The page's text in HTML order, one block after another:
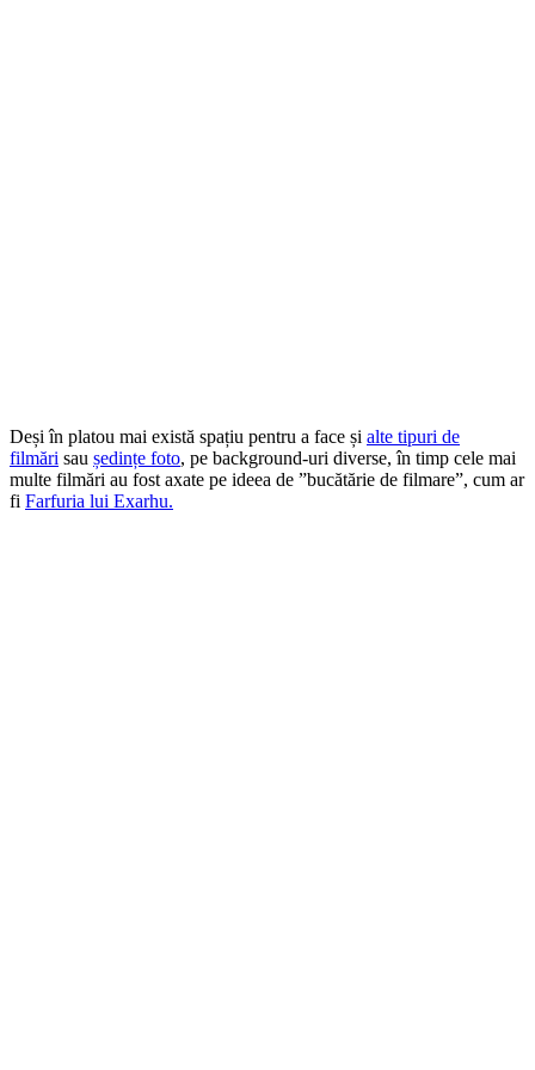
Deși în platou mai există spațiu pentru a face și alte tipuri de
filmări sau ședințe foto, pe background-uri diverse, în timp cele mai
multe filmări au fost axate pe ideea de ”bucătărie de filmare”, cum ar
fi Farfuria lui Exarhu.